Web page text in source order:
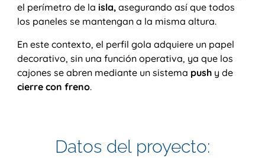
el perímetro de laisla, asegurando así que todos
los paneles se mantengan a la misma altura.
En este contexto, el perfil gola adquiere un papel
decorativo, sin una función operativa, ya que los
cajones se abren mediante un sistema push y de
cierre con freno.
Datos del proyecto: